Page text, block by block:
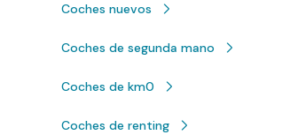
Coches nuevos
Coches de segunda mano
Coches de km0
Coches de renting